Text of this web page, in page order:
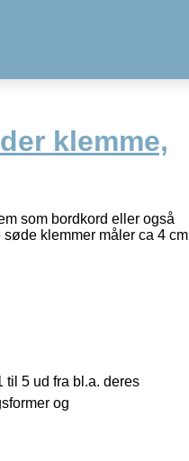
klemme,
som bordkord eller også
klemmer måler ca 4 cm
5 ud fra bl.a. deres
og